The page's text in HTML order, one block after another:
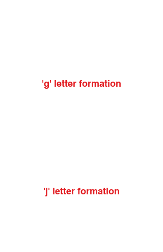
'g' letter formation
'j' letter formation